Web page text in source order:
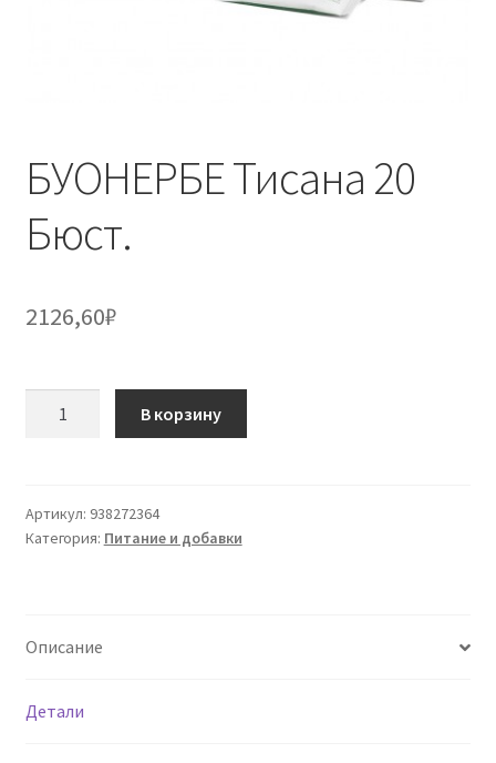
БУОНЕРБЕ Тисана 20
Бюст.
2126,60₽
20
Бюст.
В корзину
Артикул: 938272364
Категория: Питание и добавки
Описание
Детали